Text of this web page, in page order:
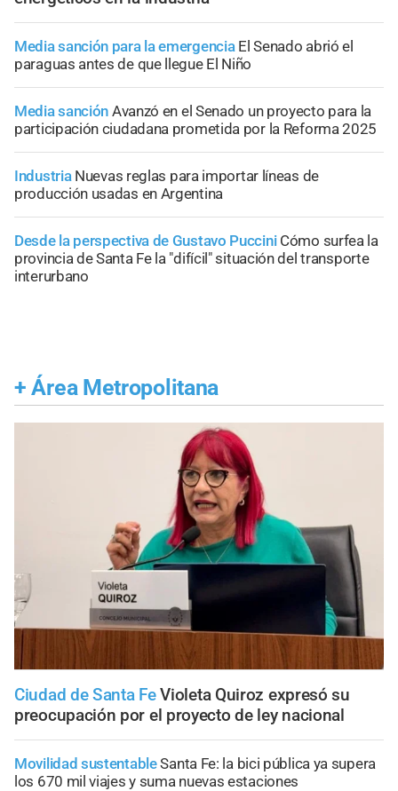
Media sanción para la emergencia El Senado abrió el
paraguas antes de que llegue El Niño
Media sanción Avanzó en el Senado un proyecto para la
participación ciudadana prometida por la Reforma 2025
Industria Nuevas reglas para importar líneas de
producción usadas en Argentina
Desde la perspectiva de Gustavo Puccini Cómo surfea la
provincia de Santa Fe la "difícil" situación del transporte
interurbano
+ Área Metropolitana
Ciudad de Santa Fe Violeta Quiroz expresó su
preocupación por el proyecto de ley nacional
Movilidad sustentableSanta Fe: la bici pública ya supera
los 670 mil viajes y suma nuevas estaciones